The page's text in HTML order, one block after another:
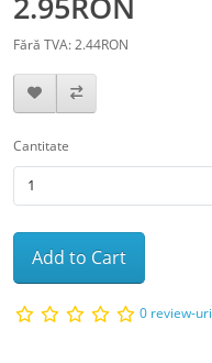
Fără TVA: 2.44RON
Cantitate
Add to Cart
0 review-uri